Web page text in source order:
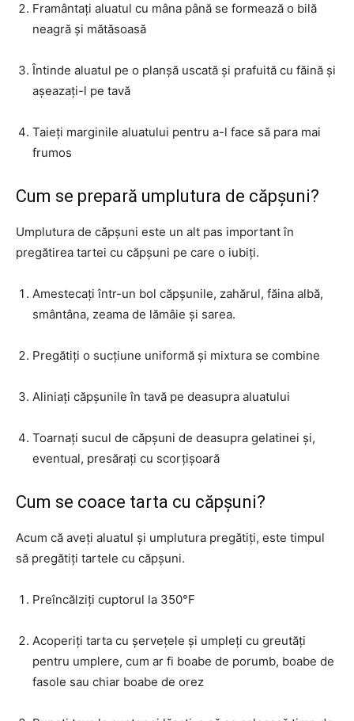
Framântați aluatul cu mâna până se formează o bilă
neagră și mătăsoasă
Întinde aluatul pe o planșă uscată și prafuită cu făină și
așeazați-l pe tavă
Taieți marginile aluatului pentru a-l face să para mai
frumos
Cum se prepară umplutura de căpșuni?
Umplutura de căpșuni este un alt pas important în
pregătirea tartei cu căpșuni pe care o iubiți.
Amestecați într-un bol căpșunile, zahărul, făina albă,
smântâna, zeama de lămâie și sarea.
Pregătiți o sucțiune uniformă și mixtura se combine
Aliniați căpșunile în tavă pe deasupra aluatului
Toarnați sucul de căpșuni de deasupra gelatinei și,
eventual, presărați cu scorțișoară
Cum se coace tarta cu căpșuni?
Acum că aveți aluatul și umplutura pregătiți, este timpul
să pregătiți tartele cu căpșuni.
Preîncălziți cuptorul la 350°F
Acoperiți tarta cu șervețele și umpleți cu greutăți
pentru umplere, cum ar fi boabe de porumb, boabe de
fasole sau chiar boabe de orez